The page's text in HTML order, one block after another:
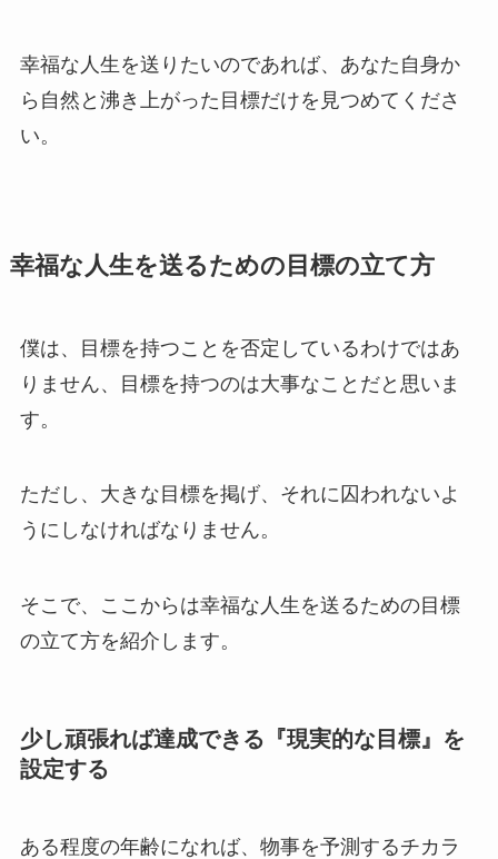
幸福な人生を送りたいのであれば、あなた自身か
ら自然と沸き上がった目標だけを見つめてくださ
い。
幸福な人生を送るための目標の立て方
僕は、目標を持つことを否定しているわけではあ
りません、目標を持つのは大事なことだと思いま
す。
ただし、大きな目標を掲げ、それに囚われないよ
うにしなければなりません。
そこで、ここからは幸福な人生を送るための目標
の立て方を紹介します。
少し頑張れば達成できる『現実的な目標』を
設定する
ある程度の年齢になれば、物事を予測するチカラ